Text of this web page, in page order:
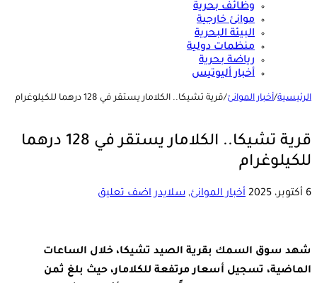
وظائف بحرية
موانئ خارجية
البيئة البحرية
منظمات دولية
رياضة بحرية
أخبار أليوتيس
الرئيسية/أخبار الموانئ/قرية تشيكا.. الكلامار يستقر في 128 درهما للكيلوغرام
قرية تشيكا.. الكلامار يستقر في 128 درهما
للكيلوغرام
6 أكتوبر، 2025 أخبار الموانئ, سلايدر اضف تعليق
شهد سوق السمك بقرية الصيد تشيكا، خلال الساعات
الماضية، تسجيل أسعار مرتفعة للكلامار، حيث بلغ ثمن